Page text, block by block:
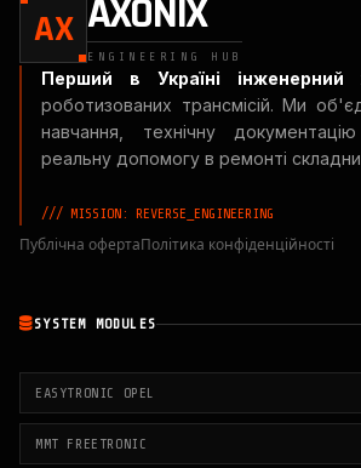
AX AXONIX
ENGINEERING HUB
Перший в Україні інженерний
роботизованих трансмісій. Ми
навчання, технічну
реальну допомогу в ремонті
/// MISSION: REVERSE_ENGINEERING
Публічна офертаПолітика конфіденційності
SYSTEM MODULES
EASYTRONIC OPEL
MMT FREETRONIC